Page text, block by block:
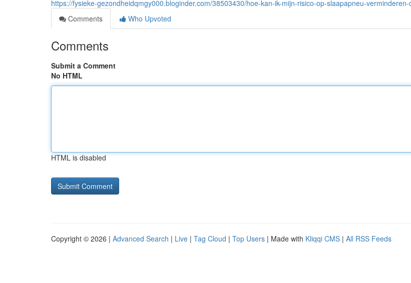
https://fysieke-gezondheidqmgy000.bloginder.com/38503430/hoe-kan-ik-mijn-risico-op-slaapapneu-verminderen-
Comments
Who Upvoted
Comments
Submit a Comment
No HTML
HTML is disabled
Copyright © 2026 | Advanced Search | Live | Tag Cloud | Top Users | Made with Kliqqi CMS | All RSS Feeds